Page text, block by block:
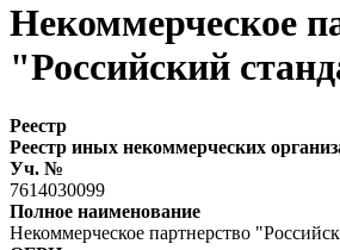
Некоммерческое
"Российский
Реестр
Реестр иных некоммерческих
Уч. №
7614030099
Полное наименование
Некоммерческое партнерство